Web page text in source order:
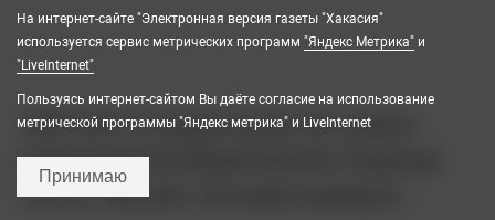
2008-2026 © Государственное автономное
учреждение Республики Хакасия «Редакция
газеты «Хакасия». Все права защищены.
На интернет-сайте "Электронная версия газеты "Хакасия"
используется сервис метрических программ "Яндекс Метрика" и
"LiveInternet"
Пользуясь интернет-сайтом Вы даёте согласие на использование
метрической программы "Яндекс метрика" и LiveInternet
Принимаю